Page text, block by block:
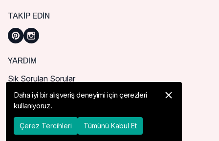
TAKIP EDIN
YARDIM
Sık Sorulan Sorular
Nasıl Sipariş Verebilirim?
Kargo ve Teslimat
İade, İptal ve Değişim
Daha iyi bir alışveriş deneyimi için çerezleri
kullanıyoruz.
Çerez Tercihleri Tümünü Kabul Et